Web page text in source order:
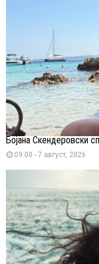
Бојана Скендеровски
09:00 - 7 август, 2026